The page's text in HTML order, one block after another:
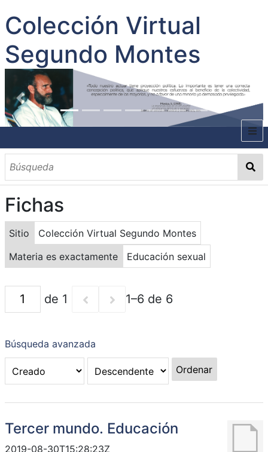
Colección Virtual
Segundo Montes
INICIO
SOBRE EL AUTOR
CONTENIDO
TODOS LOS DOCUMENTOS
CATEGORIAS
OBRAS SOBRE EL AUTOR P. SEGUNDO MONTES
MATERIAS
PALABRAS CLAVES
MULTIMEDIA
GALERÍA
Fichas
Sitio
Colección Virtual Segundo Montes
Materia es exactamente
Educación sexual
de 1 1–6 de 6
Búsqueda avanzada
Ordenar
Tercer mundo. Educación
2019-08-30T15:28:23Z